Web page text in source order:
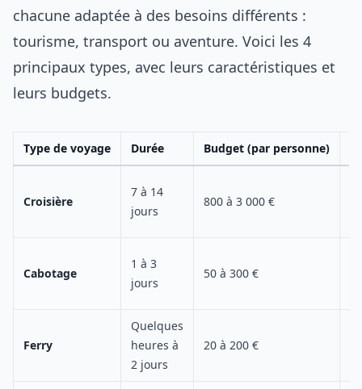
chacune adaptée à des besoins différents :
tourisme, transport ou aventure. Voici les 4
principaux types, avec leurs caractéristiques et
leurs budgets.
Type de voyage Durée Budget (par personne)
Croisière
7 à 14
jours
800 à 3 000 €
Cabotage
1 à 3
jours
50 à 300 €
Ferry
Quelques
heures à
2 jours
20 à 200 €